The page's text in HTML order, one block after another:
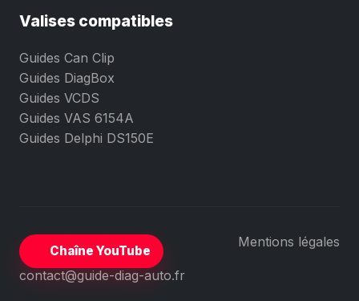
Valises compatibles
Guides Can Clip
Guides DiagBox
Guides VCDS
Guides VAS 6154A
Guides Delphi DS150E
Chaîne YouTube
Mentions légales
contact@guide-diag-auto.fr